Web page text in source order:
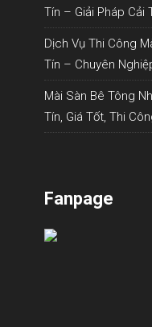
Tín – Giải Pháp Cải
Dịch Vụ Thi Công
Tín – Chuyên
Mài Sàn Bê Tông
Tín, Giá Tốt, Thi
Fanpage